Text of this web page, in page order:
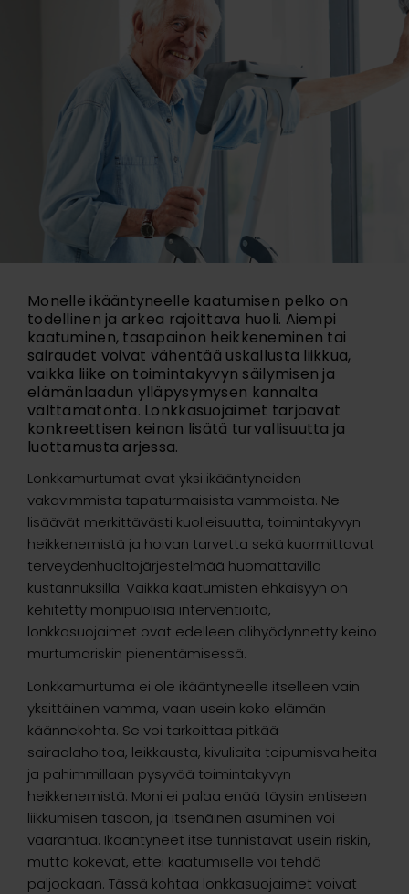
Monelle ikääntyneelle kaatumisen pelko on
todellinen ja arkea rajoittava huoli. Aiempi
kaatuminen, tasapainon heikkeneminen tai
sairaudet voivat vähentää uskallusta liikkua,
vaikka liike on toimintakyvyn säilymisen ja
elämänlaadun ylläpysymysen kannalta
välttämätöntä. Lonkkasuojaimet tarjoavat
konkreettisen keinon lisätä turvallisuutta ja
luottamusta arjessa.
Lonkkamurtumat ovat yksi ikääntyneiden
vakavimmista tapaturmaisista vammoista. Ne
lisäävät merkittävästi kuolleisuutta, toimintakyvyn
heikkenemistä ja hoivan tarvetta sekä kuormittavat
terveydenhuoltojärjestelmää huomattavilla
kustannuksilla. Vaikka kaatumisten ehkäisyyn on
kehitetty monipuolisia interventioita,
lonkkasuojaimet ovat edelleen alihyödynnetty keino
murtumariskin pienentämisessä.
Lonkkamurtuma ei ole ikääntyneelle itselleen vain
yksittäinen vamma, vaan usein koko elämän
käännekohta. Se voi tarkoittaa pitkää
sairaalahoitoa, leikkausta, kivuliaita toipumisvaiheita
ja pahimmillaan pysyvää toimintakyvyn
heikkenemistä. Moni ei palaa enää täysin entiseen
liikkumisen tasoon, ja itsenäinen asuminen voi
vaarantua. Ikääntyneet itse tunnistavat usein riskin,
mutta kokevat, ettei kaatumiselle voi tehdä
paljoakaan. Tässä kohtaa lonkkasuojaimet voivat